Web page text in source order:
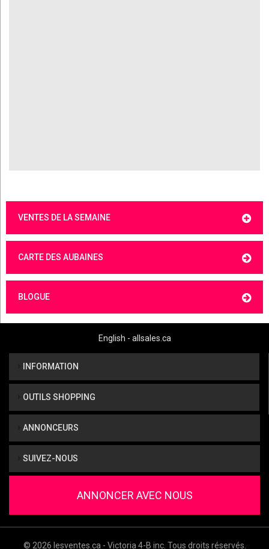
VENTES DE LA SEMAINE
CARTE DES AUBAINES
BLOGUE
English - allsales.ca
INFORMATION
OUTILS SHOPPING
ANNONCEURS
SUIVEZ-NOUS
ANNONCER AVEC NOUS
© 2026 lesventes.ca - Victoria 4-B inc. Tous droits réservés.